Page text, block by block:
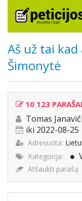
Aš už tai
Šimonytė
10 123 PARAŠAI
Tomas
iki 2022-08-25
Adresuota:
Kategorija:
Atšaukti parašą